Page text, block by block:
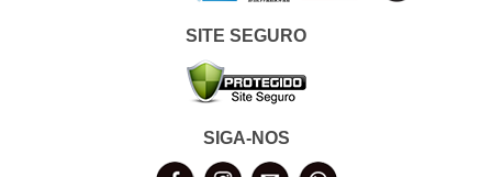
SITE SEGURO
SIGA-NOS